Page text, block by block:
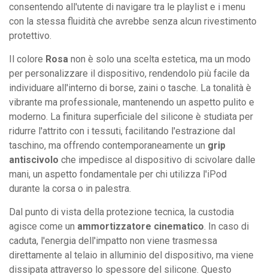
consentendo all'utente di navigare tra le playlist e i menu
con la stessa fluidità che avrebbe senza alcun rivestimento
protettivo.
Il colore Rosa non è solo una scelta estetica, ma un modo
per personalizzare il dispositivo, rendendolo più facile da
individuare all'interno di borse, zaini o tasche. La tonalità è
vibrante ma professionale, mantenendo un aspetto pulito e
moderno. La finitura superficiale del silicone è studiata per
ridurre l'attrito con i tessuti, facilitando l'estrazione dal
taschino, ma offrendo contemporaneamente un grip
antiscivolo che impedisce al dispositivo di scivolare dalle
mani, un aspetto fondamentale per chi utilizza l'iPod
durante la corsa o in palestra.
Dal punto di vista della protezione tecnica, la custodia
agisce come un ammortizzatore cinematico . In caso di
caduta, l'energia dell'impatto non viene trasmessa
direttamente al telaio in alluminio del dispositivo, ma viene
dissipata attraverso lo spessore del silicone. Questo